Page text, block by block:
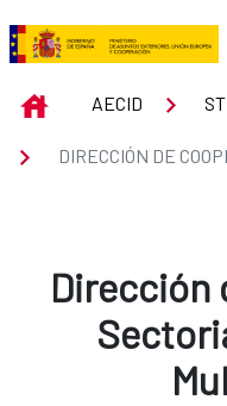
Skip to Main Content
Dirección de
INICIOAECID
Dirección